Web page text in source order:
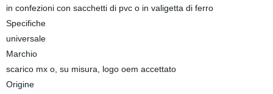
in confezioni con sacchetti di pvc o in valigetta di ferro
Specifiche
universale
Marchio
scarico mx o, su misura, logo oem accettato
Origine